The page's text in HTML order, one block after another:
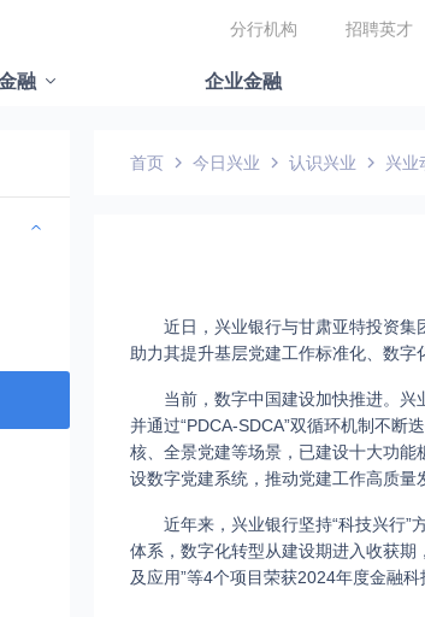
分行机构 招聘英才
融 企业金融
首页 今日兴业 认识兴业 兴业
近日，兴业银行与甘肃亚特投资集
助力其提升基层党建工作标准化、数字
当前，数字中国建设加快推进。兴
并通过“PDCA-SDCA”双循环机制不断
核、全景党建等场景，已建设十大功能
设数字党建系统，推动党建工作高质量
近年来，兴业银行坚持“科技兴行
体系，数字化转型从建设期进入收获期
及应用”等4个项目荣获2024年度金融科